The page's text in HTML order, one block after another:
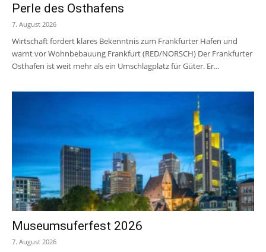
Perle des Osthafens
7. August 2026
Wirtschaft fordert klares Bekenntnis zum Frankfurter Hafen und
warnt vor Wohnbebauung Frankfurt (RED/NORSCH) Der Frankfurter
Osthafen ist weit mehr als ein Umschlagplatz für Güter. Er...
Museumsuferfest 2026
7. August 2026